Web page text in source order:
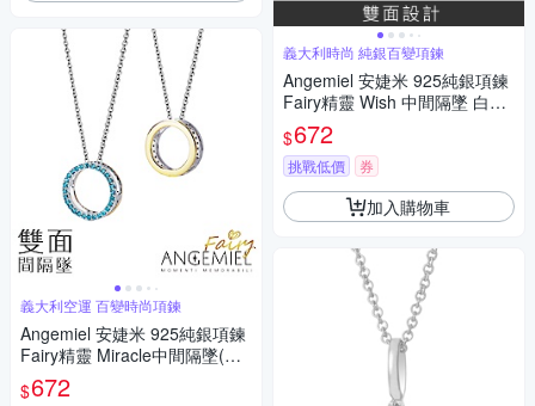
義大利空運 百變時尚項鍊
Angemiel 安婕米 925純銀項鍊
Fairy精靈 Miracle中間隔墜(藍
鑽.金)
$672
義大利時尚 純銀百變項鍊
Angemiel 安婕米 925純銀項鍊
Fairy精靈 Wish 中間隔墜 白鑽.
金
$672
挑戰低價 券
加入購物車